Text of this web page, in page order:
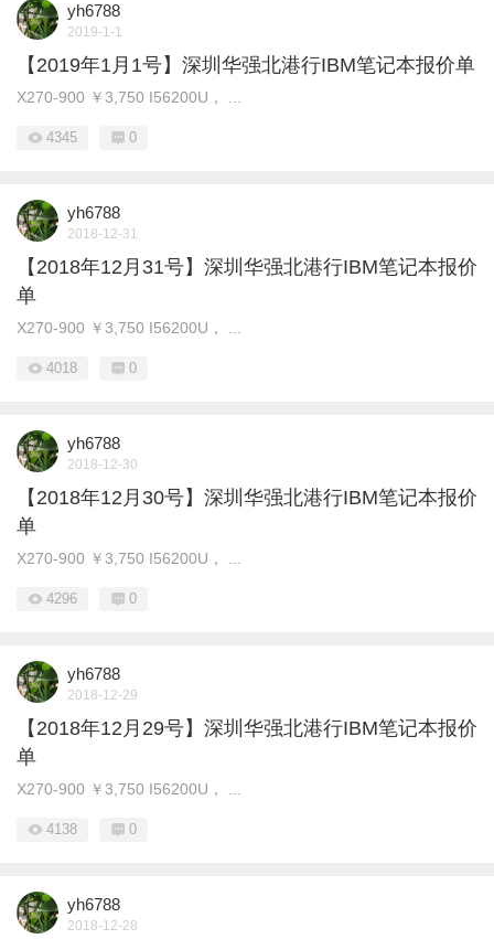
yh6788
2019-1-1
【2019年1月1号】深圳华强北港行IBM笔记本报价单
X270-900 ￥3,750 I56200U， ...
4345 0
yh6788
2018-12-31
【2018年12月31号】深圳华强北港行IBM笔记本报价
单
X270-900 ￥3,750 I56200U， ...
4018 0
yh6788
2018-12-30
【2018年12月30号】深圳华强北港行IBM笔记本报价
单
X270-900 ￥3,750 I56200U， ...
4296 0
yh6788
2018-12-29
【2018年12月29号】深圳华强北港行IBM笔记本报价
单
X270-900 ￥3,750 I56200U， ...
4138 0
yh6788
2018-12-28